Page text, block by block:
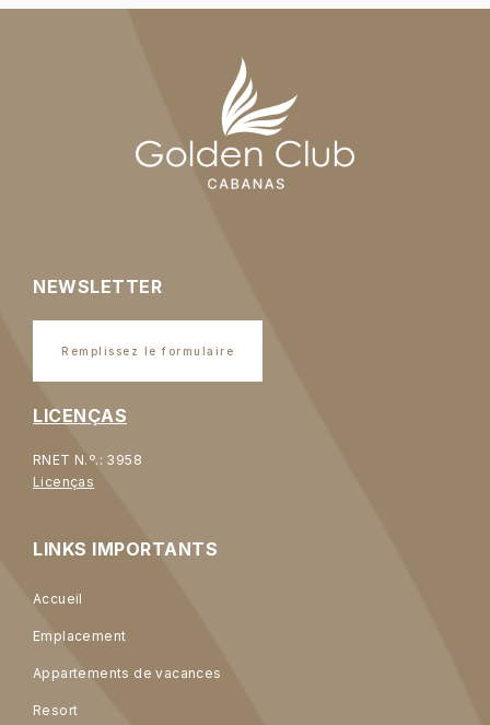
NEWSLETTER
Remplissez le formulaire
LICENÇAS
RNET N.º.: 3958
Licenças
LINKS IMPORTANTS
Accueil
Emplacement
Appartements de vacances
Resort